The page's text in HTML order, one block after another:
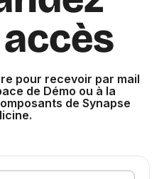
pour recevoir par mail
de Démo ou à la
de Synapse